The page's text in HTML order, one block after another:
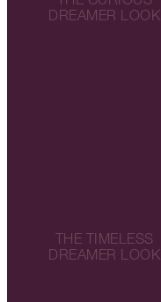
DREAMER LOOK
THE TIMELESS
DREAMER LOOK